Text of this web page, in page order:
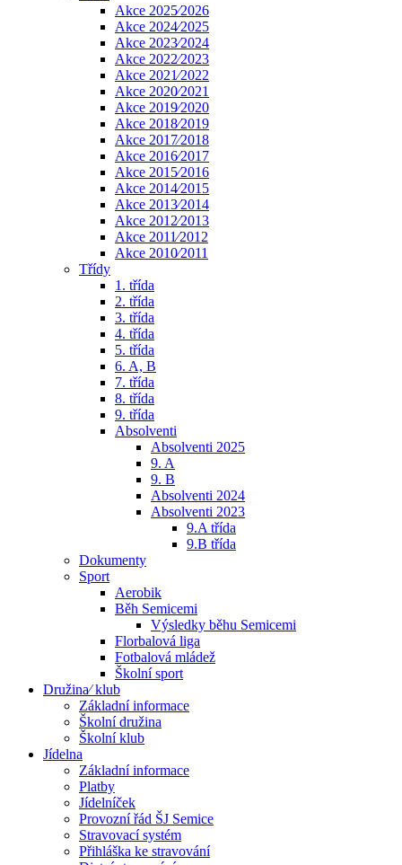
Akce 2025⁄2026
Akce 2024⁄2025
Akce 2023⁄2024
Akce 2022⁄2023
Akce 2021⁄2022
Akce 2020⁄2021
Akce 2019⁄2020
Akce 2018⁄2019
Akce 2017⁄2018
Akce 2016⁄2017
Akce 2015⁄2016
Akce 2014⁄2015
Akce 2013⁄2014
Akce 2012⁄2013
Akce 2011⁄2012
Akce 2010⁄2011
Třídy
1. třída
2. třída
3. třída
4. třída
5. třída
6. A, B
7. třída
8. třída
9. třída
Absolventi
Absolventi 2025
9. A
9. B
Absolventi 2024
Absolventi 2023
9.A třída
9.B třída
Dokumenty
Sport
Aerobik
Běh Semicemi
Výsledky běhu Semicemi
Florbalová liga
Fotbalová mládež
Školní sport
Družina⁄ klub
Základní informace
Školní družina
Školní klub
Jídelna
Základní informace
Platby
Jídelníček
Provozní řád ŠJ Semice
Stravovací systém
Přihláška ke stravování